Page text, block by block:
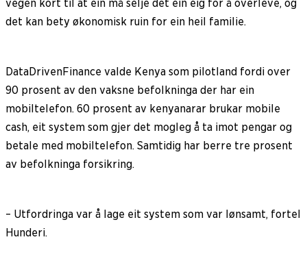
vegen kort til at ein må selje det ein eig for å overleve, og
det kan bety økonomisk ruin for ein heil familie.
DataDrivenFinance valde Kenya som pilotland fordi over
90 prosent av den vaksne befolkninga der har ein
mobiltelefon. 60 prosent av kenyanarar brukar mobile
cash, eit system som gjer det mogleg å ta imot pengar og
betale med mobiltelefon. Samtidig har berre tre prosent
av befolkninga forsikring.
– Utfordringa var å lage eit system som var lønsamt, fortel
Hunderi.